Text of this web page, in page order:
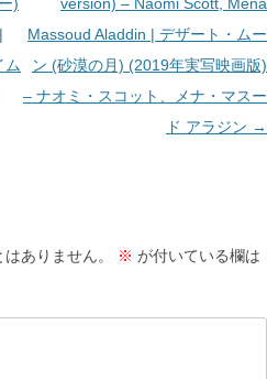
ム
Massoud Aladdin | デザート・ムー
ン (砂漠の月) (2019年実写映画版)
– ナオミ・スコット、メナ・マスー
ド アラジン →
ありません。 ※ が付いている欄は